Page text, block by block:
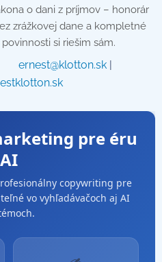
o dani z príjmov – honorár
zrážkovej dane a kompletné
si riešim sám.
✉️ ernest@klotton.sk | 🌐
pre éru
AI
copywriting pre
vo vyhľadávačoch aj AI